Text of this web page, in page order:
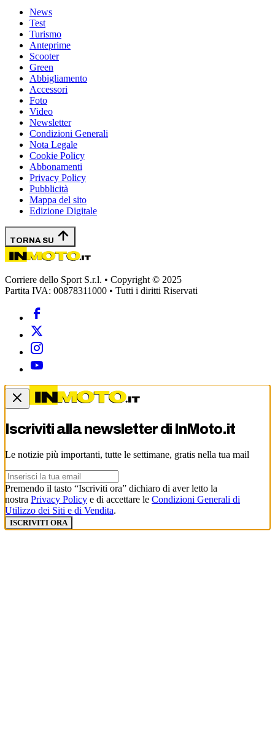
News
Test
Turismo
Anteprime
Scooter
Green
Abbigliamento
Accessori
Foto
Video
Newsletter
Condizioni Generali
Nota Legale
Cookie Policy
Abbonamenti
Privacy Policy
Pubblicità
Mappa del sito
Edizione Digitale
TORNA SU
Corriere dello Sport S.r.l. • Copyright © 2025
Partita IVA: 00878311000 • Tutti i diritti Riservati
Iscriviti alla newsletter di InMoto.it
Le notizie più importanti, tutte le settimane, gratis nella tua mail
Premendo il tasto “Iscriviti ora” dichiaro di aver letto la
nostra Privacy Policy e di accettare le Condizioni Generali di
Utilizzo dei Siti e di Vendita.
ISCRIVITI ORA